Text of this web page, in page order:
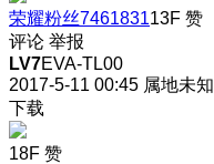
荣耀粉丝746183113F 赞
评论 举报
LV7EVA-TL00
2017-5-11 00:45 属地未知
下载
18F 赞